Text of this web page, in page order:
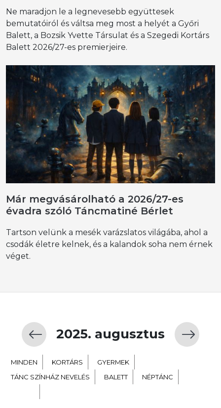
Ne maradjon le a legnevesebb együttesek
bemutatóiról és váltsa meg most a helyét a Győri
Balett, a Bozsik Yvette Társulat és a Szegedi Kortárs
Balett 2026/27-es premierjeire.
Már megvásárolható a 2026/27-es
évadra szóló Táncmatiné Bérlet
Tartson velünk a mesék varázslatos világába, ahol a
csodák életre kelnek, és a kalandok soha nem érnek
véget.
2025. augusztus
MINDEN KORTÁRS
GYERMEK
TÁNC SZÍNHÁZ NEVELÉS
BALETT
NÉPTÁNC